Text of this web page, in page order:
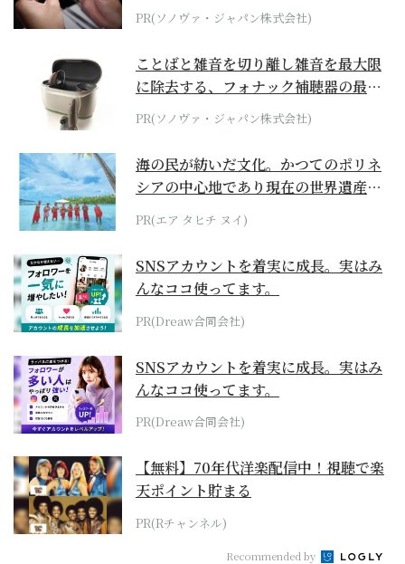
PR(ソノヴァ・ジャパン株式会社)
ことばと雑音を切り離し雑音を最大限
に除去する、フォナック補聴器の最上
位モデル
PR(ソノヴァ・ジャパン株式会社)
海の民が紡いだ文化。かつてのポリネ
シアの中心地であり現在の世界遺産か
らみえてくる...
PR(エア タヒチ ヌイ)
SNSアカウントを着実に成長。実はみ
んなココ使ってます。
PR(Dreaw合同会社)
SNSアカウントを着実に成長。実はみ
んなココ使ってます。
PR(Dreaw合同会社)
【無料】70年代洋楽配信中！視聴で楽
天ポイント貯まる
PR(Rチャンネル)
Recommended by